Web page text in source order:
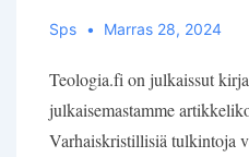
Sps Marras 28, 2024
Teologia.fi on julkaissut
julkaisemastamme
Varhaiskristillisiä tulkintoja